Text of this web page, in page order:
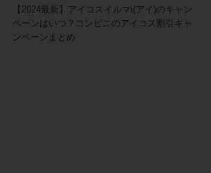
【2024最新】アイコスイルマi(アイ)のキャン
ペーンはいつ？コンビニのアイコス割引キャ
ンペーンまとめ